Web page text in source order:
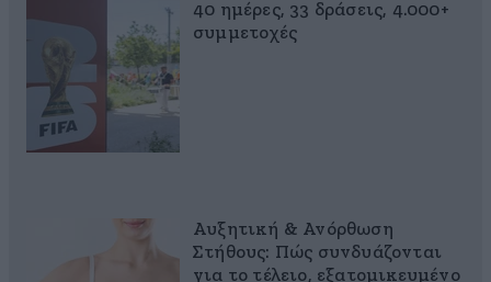
40 ημέρες, 33 δράσεις, 4.000+
συμμετοχές
Αυξητική & Ανόρθωση
Στήθους: Πώς συνδυάζονται
για το τέλειο, εξατομικευμένο